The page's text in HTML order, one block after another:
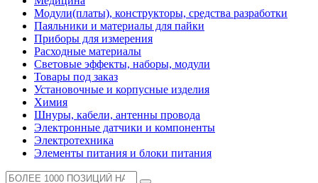
Модули(платы), конструкторы, средства разработки
Паяльники и материалы для пайки
Приборы для измерения
Расходные материалы
Световые эффекты, наборы, модули
Товары под заказ
Установочные и корпусные изделия
Химия
Шнуры, кабели, антенны провода
Электронные датчики и компоненты
Электротехника
Элементы питания и блоки питания